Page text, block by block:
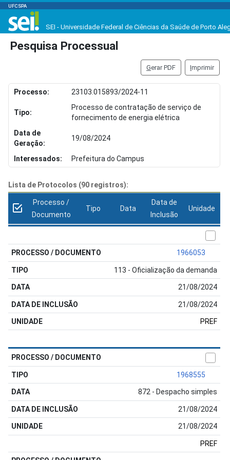
UFCSPA
SEI - Universidade Federal de Ciências da Saúde de Porto
Pesquisa Processual
Gerar PDF Imprimir
Processo: 23103.015893/2024-11
Tipo:
Processo de contratação de serviço de
fornecimento de energia elétrica
Data de
Geração:
19/08/2024
Interessados: Prefeitura do Campus
Lista de Protocolos (90 registros):
Processo /
Documento
Tipo Data
Data de
Inclusão
Unidade
1966053
113 - Oficialização da demanda
21/08/2024
21/08/2024
PREF
1968555
872 - Despacho simples
21/08/2024
21/08/2024
PREF